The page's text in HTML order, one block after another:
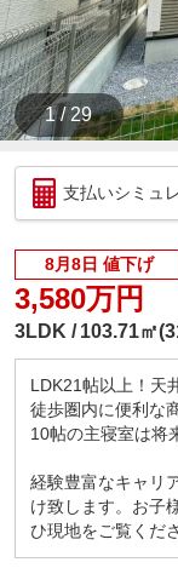
1 / 29
支払いシミュ
8月8日 値下げ
3,580万円
3LDK 103.71㎡
LDK21帖以上！天
徒歩圏内に便利な
10帖の主寝室は将
経験豊富なキャリ
け致します。お子
ひ現地をご覧くだ